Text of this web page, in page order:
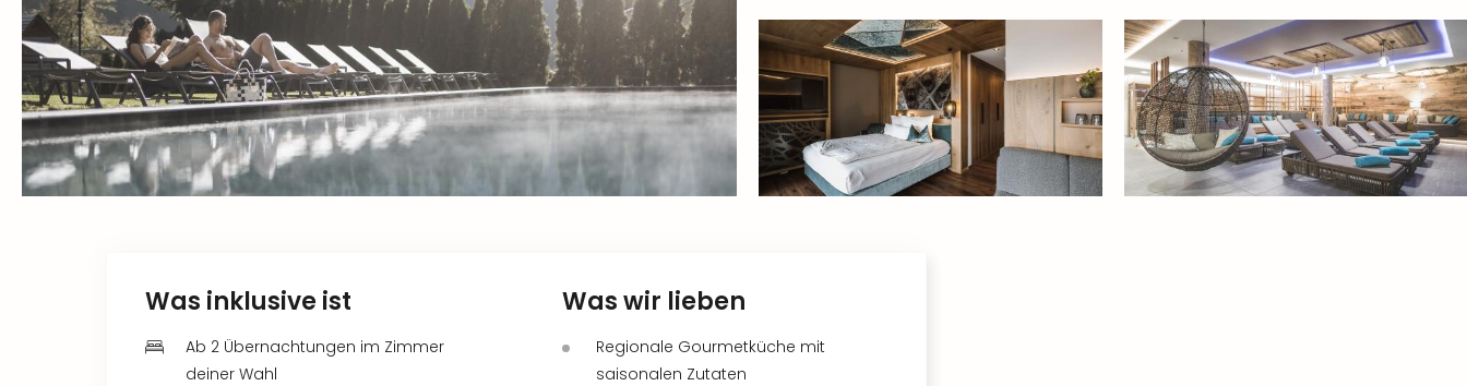
Was inklusive ist
Ab 2 Übernachtungen im Zimmer
deiner Wahl
Was wir lieben
Regionale Gourmetküche mit
saisonalen Zutaten